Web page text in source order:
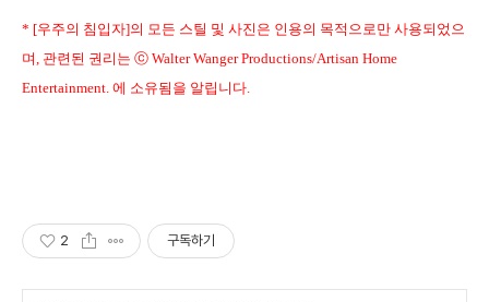
* [우주의 침입자]의 모든 스틸 및 사진은 인용의 목적으로만 사용되었으
며, 관련된 권리는 ⓒ Walter Wanger Productions/Artisan Home
Entertainment. 에 소유됨을 알립니다.
2 구독하기